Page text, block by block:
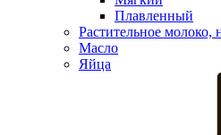
Плавленный
Растительное молоко,
Масло
Яйца